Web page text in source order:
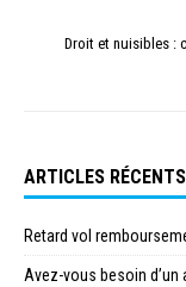
Droit et nuisibles :
ARTICLES RÉCENTS
Retard vol
Avez-vous besoin